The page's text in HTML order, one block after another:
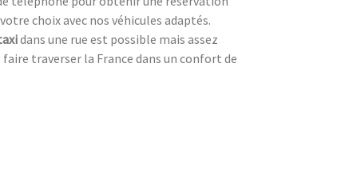
choix avec nos véhicules adaptés.
dans une rue est possible mais assez
traverser la France dans un confort de